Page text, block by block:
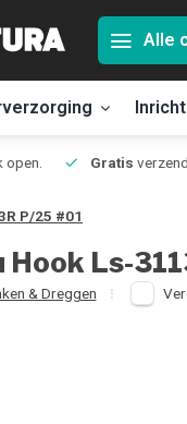
Alle
open. Gratis
P/25 #01
Hook Ls-
& Dreggen